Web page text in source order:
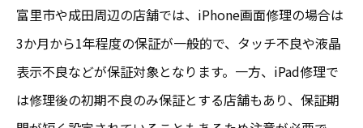
八街・成田のiPhone画面修理保証サービス
比較
iPad画面修理の保証期間とエリアごとの違
い
富里市や成田周辺の店舗では、iPhone画面修理の場合は
3か月から1年程度の保証が一般的で、タッチ不良や液晶
表示不良などが保証対象となります。一方、iPad修理で
は修理後の初期不良のみ保証とする店舗もあり、保証期